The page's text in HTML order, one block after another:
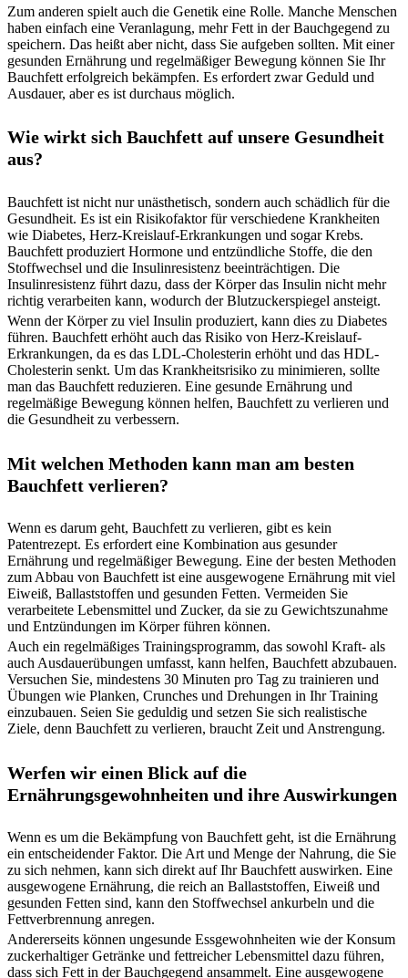
Zum anderen spielt auch die Genetik eine Rolle. Manche Menschen
haben einfach eine Veranlagung, mehr Fett in der Bauchgegend zu
speichern. Das heißt aber nicht, dass Sie aufgeben sollten. Mit einer
gesunden Ernährung und regelmäßiger Bewegung können Sie Ihr
Bauchfett erfolgreich bekämpfen. Es erfordert zwar Geduld und
Ausdauer, aber es ist durchaus möglich.
Wie wirkt sich Bauchfett auf unsere Gesundheit
aus?
Bauchfett ist nicht nur unästhetisch, sondern auch schädlich für die
Gesundheit. Es ist ein Risikofaktor für verschiedene Krankheiten
wie Diabetes, Herz-Kreislauf-Erkrankungen und sogar Krebs.
Bauchfett produziert Hormone und entzündliche Stoffe, die den
Stoffwechsel und die Insulinresistenz beeinträchtigen. Die
Insulinresistenz führt dazu, dass der Körper das Insulin nicht mehr
richtig verarbeiten kann, wodurch der Blutzuckerspiegel ansteigt.
Wenn der Körper zu viel Insulin produziert, kann dies zu Diabetes
führen. Bauchfett erhöht auch das Risiko von Herz-Kreislauf-
Erkrankungen, da es das LDL-Cholesterin erhöht und das HDL-
Cholesterin senkt. Um das Krankheitsrisiko zu minimieren, sollte
man das Bauchfett reduzieren. Eine gesunde Ernährung und
regelmäßige Bewegung können helfen, Bauchfett zu verlieren und
die Gesundheit zu verbessern.
Mit welchen Methoden kann man am besten
Bauchfett verlieren?
Wenn es darum geht, Bauchfett zu verlieren, gibt es kein
Patentrezept. Es erfordert eine Kombination aus gesunder
Ernährung und regelmäßiger Bewegung. Eine der besten Methoden
zum Abbau von Bauchfett ist eine ausgewogene Ernährung mit viel
Eiweiß, Ballaststoffen und gesunden Fetten. Vermeiden Sie
verarbeitete Lebensmittel und Zucker, da sie zu Gewichtszunahme
und Entzündungen im Körper führen können.
Auch ein regelmäßiges Trainingsprogramm, das sowohl Kraft- als
auch Ausdauerübungen umfasst, kann helfen, Bauchfett abzubauen.
Versuchen Sie, mindestens 30 Minuten pro Tag zu trainieren und
Übungen wie Planken, Crunches und Drehungen in Ihr Training
einzubauen. Seien Sie geduldig und setzen Sie sich realistische
Ziele, denn Bauchfett zu verlieren, braucht Zeit und Anstrengung.
Werfen wir einen Blick auf die
Ernährungsgewohnheiten und ihre Auswirkungen
Wenn es um die Bekämpfung von Bauchfett geht, ist die Ernährung
ein entscheidender Faktor. Die Art und Menge der Nahrung, die Sie
zu sich nehmen, kann sich direkt auf Ihr Bauchfett auswirken. Eine
ausgewogene Ernährung, die reich an Ballaststoffen, Eiweiß und
gesunden Fetten sind, kann den Stoffwechsel ankurbeln und die
Fettverbrennung anregen.
Andererseits können ungesunde Essgewohnheiten wie der Konsum
zuckerhaltiger Getränke und fettreicher Lebensmittel dazu führen,
dass sich Fett in der Bauchgegend ansammelt. Eine ausgewogene